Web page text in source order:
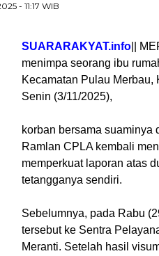
- 11:17 WIB
SUARARAKYAT.info ||
menimpa seorang ibu
Kecamatan Pulau Merbau,
Senin (3/11/2025),
korban bersama suaminya
Ramlan CPLA kembali
memperkuat laporan atas
tetangganya sendiri.
Sebelumnya, pada Rabu
tersebut ke Sentra
Meranti. Setelah hasil